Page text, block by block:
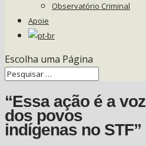
Observatório Criminal
Apoie
Escolha uma Página
“Essa ação é a voz
dos povos
indígenas no STF”